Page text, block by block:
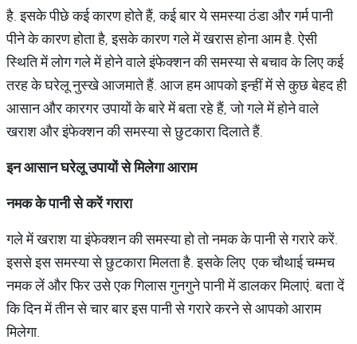
है. इसके पीछे कई कारण होते हैं, कई बार ये समस्या ठंडा और गर्म पानी
पीने के कारण होता है, इसके कारण गले में खरास होना आम है. ऐसी
स्थिति में लोग गले में होने वाले इंफेक्शन की समस्या से बचाव के लिए कई
तरह के घरेलू नुस्खे आजमाते हैं. आज हम आपको इन्हीं में से कुछ बेहद ही
आसान और कारगर उपायों के बारे में बता रहे हैं, जो गले में होने वाले
खराश और इंफेक्शन की समस्या से छुटकारा दिलाते हैं.
इनआसानघरेलूउपायोंसेमिलेगाआराम
नमककेपानीसेकरेंगरारा
गले में खराश या इंफेक्शन की समस्या हो तो नमक के पानी से गरारे करें.
इससे इस समस्या से छुटकारा मिलता है. इसके लिए एक चौथाई चम्मच
नमक लें और फिर उसे एक गिलास गुनगुने पानी में डालकर मिलाएं. बता दें
कि दिन में तीन से चार बार इस पानी से गरारे करने से आपको आराम
मिलेगा.